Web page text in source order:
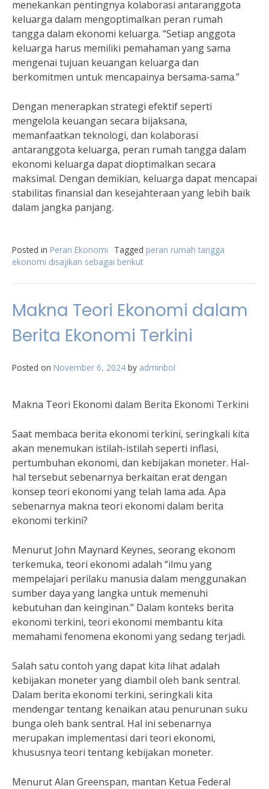
menekankan pentingnya kolaborasi antaranggota
keluarga dalam mengoptimalkan peran rumah
tangga dalam ekonomi keluarga. “Setiap anggota
keluarga harus memiliki pemahaman yang sama
mengenai tujuan keuangan keluarga dan
berkomitmen untuk mencapainya bersama-sama.”
Dengan menerapkan strategi efektif seperti
mengelola keuangan secara bijaksana,
memanfaatkan teknologi, dan kolaborasi
antaranggota keluarga, peran rumah tangga dalam
ekonomi keluarga dapat dioptimalkan secara
maksimal. Dengan demikian, keluarga dapat mencapai
stabilitas finansial dan kesejahteraan yang lebih baik
dalam jangka panjang.
Posted in Peran Ekonomi Tagged peran rumah tangga
ekonomi disajikan sebagai berikut
Makna Teori Ekonomi dalam
Berita Ekonomi Terkini
Posted on November 6, 2024 by adminbol
Makna Teori Ekonomi dalam Berita Ekonomi Terkini
Saat membaca berita ekonomi terkini, seringkali kita
akan menemukan istilah-istilah seperti inflasi,
pertumbuhan ekonomi, dan kebijakan moneter. Hal-
hal tersebut sebenarnya berkaitan erat dengan
konsep teori ekonomi yang telah lama ada. Apa
sebenarnya makna teori ekonomi dalam berita
ekonomi terkini?
Menurut John Maynard Keynes, seorang ekonom
terkemuka, teori ekonomi adalah “ilmu yang
mempelajari perilaku manusia dalam menggunakan
sumber daya yang langka untuk memenuhi
kebutuhan dan keinginan.” Dalam konteks berita
ekonomi terkini, teori ekonomi membantu kita
memahami fenomena ekonomi yang sedang terjadi.
Salah satu contoh yang dapat kita lihat adalah
kebijakan moneter yang diambil oleh bank sentral.
Dalam berita ekonomi terkini, seringkali kita
mendengar tentang kenaikan atau penurunan suku
bunga oleh bank sentral. Hal ini sebenarnya
merupakan implementasi dari teori ekonomi,
khususnya teori tentang kebijakan moneter.
Menurut Alan Greenspan, mantan Ketua Federal